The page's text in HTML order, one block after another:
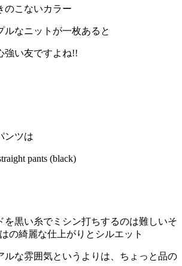
のこないカラー
ルなニットが一枚あると
強い友ですよね!!
ンツは
pants (black)
を黒い糸でミシン打ちするのは難しいそ
の綺麗な仕上がりとシルエット
ルな雰囲気というよりは、ちょっと品の